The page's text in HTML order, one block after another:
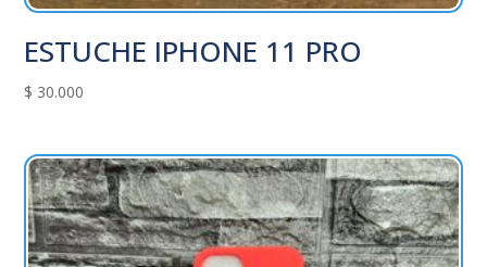
ESTUCHE IPHONE 11 PRO
$ 30.000